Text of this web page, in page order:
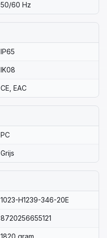
50/60 Hz
IP65
IK08
CE, EAC
PC
Grijs
1023-H1239-346-20E
8720256655121
1820 gram